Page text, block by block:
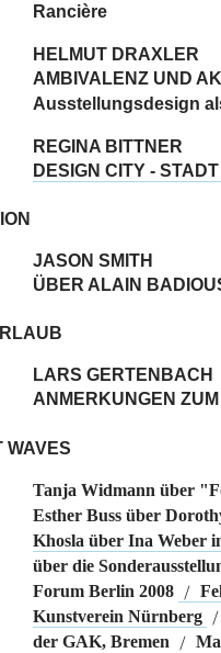
Rancière
HELMUT DRAXLER
AMBIVALENZ UND
Ausstellungsdesign
REGINA BITTNER
DESIGN CITY -
JASON SMITH
ÜBER ALAIN
LARS GERTENBACH
ANMERKUNGEN
WAVES
Tanja Widmann über
Esther Buss über
Khosla über Ina Weber
über die
Forum Berlin 2008
/
Kunstverein Nürnberg
/
der GAK, Bremen
/